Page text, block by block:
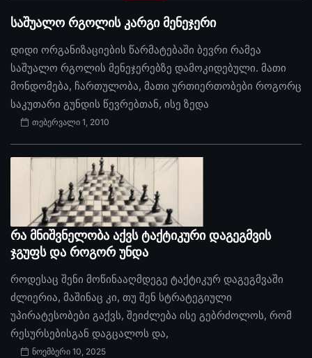
საშუალო რგოლის კარგი მენეჯერი
დიდი ორგანიზაციების წარმატებაში ბევრი რამეა
საშუალო რგოლის მენეჯერებზე დამოკიდებული. მათი
მონდომება, ჩართულობა, მათი ურთიერთობები როგორც
საკუთარი გუნდის წევრებთან, ისე ზედა
თებერვალი 1, 2010
რა მნიშვნელობა აქვს ტაქტიკური დაგეგმვის
ჯგუფს და როგორ უნდა
როდესაც შენი მოწინააღმდეგე ტაქტიკურ დაგეგმვაში
ძლიერია, მაშინაც კი, თუ შენ სტრატეგიული
უპირატესობები გაქვს, შეიძლება ისე გებრძოლოს, რომ
რესურსებისგან დაგცალოს და,
ნოემბერი 10, 2025